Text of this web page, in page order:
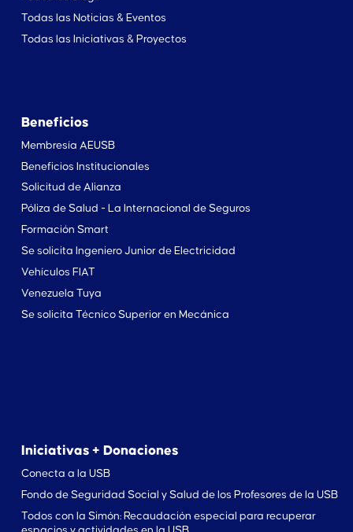
Todas las Noticias & Eventos
Todas las Iniciativas & Proyectos
Beneficios
Membresía AEUSB
Beneficios Institucionales
Solicitud de Alianza
Póliza de Salud - La Internacional de Seguros
Formación Smart
Se solicita Ingeniero Junior de Electricidad
Vehículos FIAT
Venezuela Tuya
Se solicita Técnico Superior en Mecánica
Iniciativas + Donaciones
Conecta a la USB
Fondo de Seguridad Social y Salud de los Profesores de la USB
Todos con la Simón: Recaudación especial para recuperar